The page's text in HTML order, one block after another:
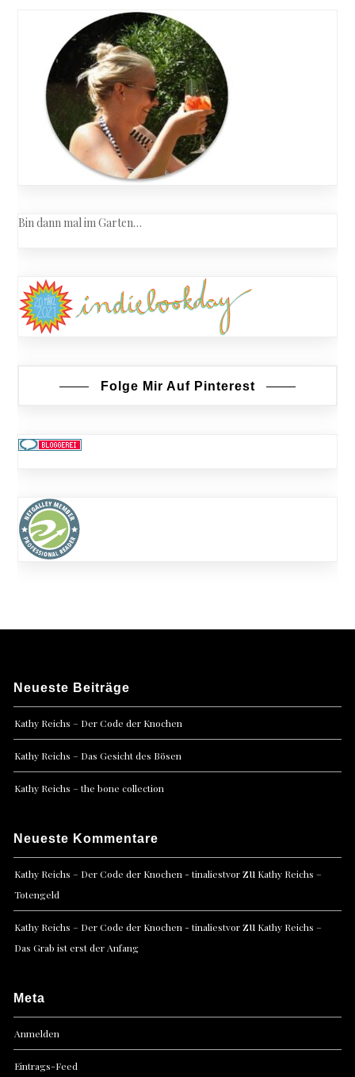
Bin dann mal im Garten…
Folge Mir Auf Pinterest
Neueste Beiträge
Kathy Reichs – Der Code der Knochen
Kathy Reichs – Das Gesicht des Bösen
Kathy Reichs – the bone collection
Neueste Kommentare
Kathy Reichs – Der Code der Knochen - tinaliestvorzu Kathy Reichs –
Totengeld
Kathy Reichs – Der Code der Knochen - tinaliestvorzu Kathy Reichs –
Das Grab ist erst der Anfang
Meta
Anmelden
Eintrags-Feed